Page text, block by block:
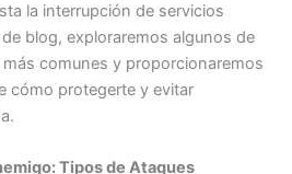
la interrupción de servicios
blog, exploraremos algunos de
comunes y proporcionaremos
cómo protegerte y evitar
Tipos de Ataques